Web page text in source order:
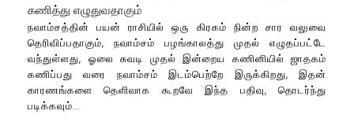
கணித்து எழுதுவதாகும்
நவாம்சத்தின் பயன் ராசியில் ஒரு கிரகம் நின்ற சார வலுவை
தெரிவிப்பதாகும், நவாம்சம் பழங்காலத்து முதல் எழுதப்பட்டே
வந்துள்ளது, ஓலை சுவடி முதல் இன்றைய கணினியில் ஜாதகம்
கணிப்பது வரை நவாம்சம் இடம்பெற்றே இருக்கிறது, இதன்
காரணங்களை தெளிவாக கூறவே இந்த பதிவு, தொடர்ந்து
படிக்கவும்...